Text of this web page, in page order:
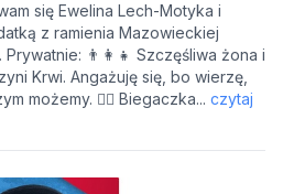
się Ewelina Lech-Motyka i
z ramienia Mazowieckiej
👨‍👩‍👧 Szczęśliwa żona i
Krwi. Angażuję się, bo wierzę,
możemy. 🏃‍♀️ Biegaczka... czytaj